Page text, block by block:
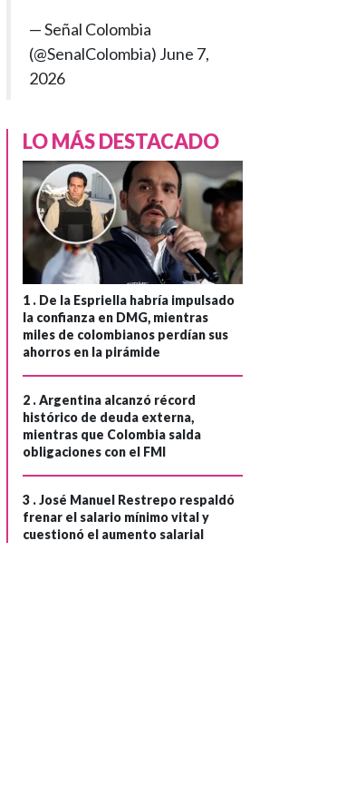
— Señal Colombia
(@SenalColombia) June 7,
2026
LO MÁS DESTACADO
1 . De la Espriella habría impulsado
la confianza en DMG, mientras
miles de colombianos perdían sus
ahorros en la pirámide
2 .Argentina alcanzó récord
histórico de deuda externa,
mientras que Colombia salda
obligaciones con el FMI
3 .José Manuel Restrepo respaldó
frenar el salario mínimo vital y
cuestionó el aumento salarial